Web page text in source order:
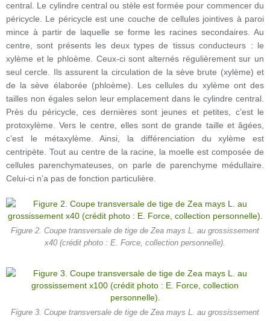
central. Le cylindre central ou stèle est formée pour commencer du
péricycle. Le péricycle est une couche de cellules jointives à paroi
mince à partir de laquelle se forme les racines secondaires. Au
centre, sont présents les deux types de tissus conducteurs : le
xylème et le phloème. Ceux-ci sont alternés régulièrement sur un
seul cercle. Ils assurent la circulation de la sève brute (xylème) et
de la sève élaborée (phloème). Les cellules du xylème ont des
tailles non égales selon leur emplacement dans le cylindre central.
Près du péricycle, ces dernières sont jeunes et petites, c’est le
protoxylème. Vers le centre, elles sont de grande taille et âgées,
c’est le métaxylème. Ainsi, la différenciation du xylème est
centripète. Tout au centre de la racine, la moelle est composée de
cellules parenchymateuses, on parle de parenchyme médullaire.
Celui-ci n’a pas de fonction particulière.
Figure 2. Coupe transversale de tige de Zea mays L. au grossissement
x40 (crédit photo : E. Force, collection personnelle).
Figure 3. Coupe transversale de tige de Zea mays L. au grossissement